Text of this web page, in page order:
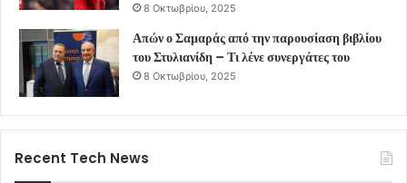
8 Οκτωβρίου, 2025
Απών ο Σαμαράς από την παρουσίαση βιβλίου
του Στυλιανίδη – Τι λένε συνεργάτες του
8 Οκτωβρίου, 2025
Recent Tech News